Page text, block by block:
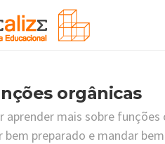
orgânicas
aprender mais sobre
bem preparado e mandar